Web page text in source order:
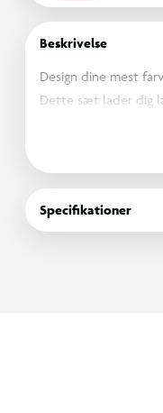
Beskrivelse
Design dine mest
Dette sæt lader dig
behagelige at have
klare som regnbuer.
for at stave din stil
og din kreativitet
Specifikationer